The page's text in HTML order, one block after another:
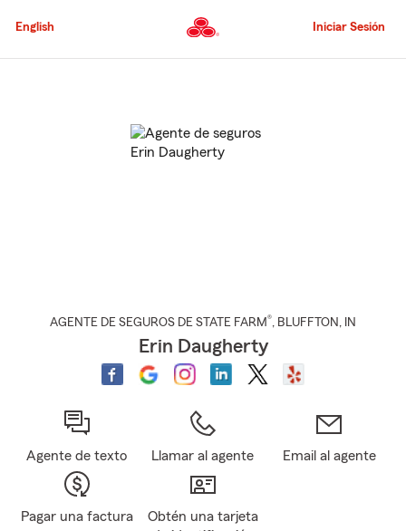
al
principal
English Iniciar Sesión
AGENTE DE SEGUROS DE STATE FARM®, BLUFFTON , IN
Erin Daugherty
Agente de texto Llamar al agente Email al agente
Pagar una factura
Obtén una tarjeta